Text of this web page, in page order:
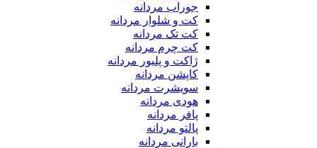
جوراب مردانه
کت و شلوار مردانه
کت تک مردانه
کت چرم مردانه
ژاکت و پلیور مردانه
کاپشن مردانه
سویشرت مردانه
هودی مردانه
پافر مردانه
پالتو مردانه
بارانی مردانه